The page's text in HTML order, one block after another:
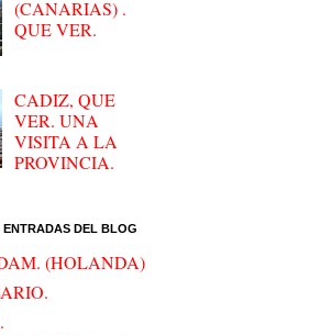
(CANARIAS) .
QUE VER.
CADIZ, QUE
VER. UNA
VISITA A LA
PROVINCIA.
ENTRADAS DEL BLOG
(HOLANDA)